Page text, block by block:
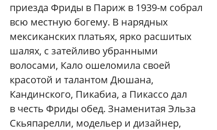
приезда Фриды в Париж в 1939-м собрал
всю местную богему. В нарядных
мексиканских платьях, ярко расшитых
шалях, с затейливо убранными
волосами, Кало ошеломила своей
красотой и талантом Дюшана,
Кандинского, Пикабиа, а Пикассо дал
в честь Фриды обед. Знаменитая Эльза
Скьяпарелли, модельер и дизайнер,